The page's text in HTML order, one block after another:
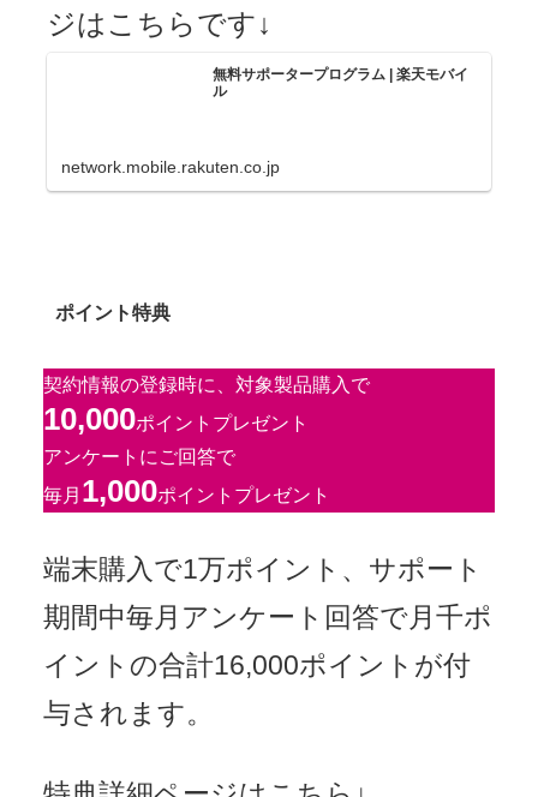
ジはこちらです↓
無料サポータープログラム | 楽天モバイ
ル
network.mobile.rakuten.co.jp
ポイント特典
契約情報の登録時に、対象製品購入で
10,000ポイントプレゼント
アンケートにご回答で
毎月 1,000ポイントプレゼント
端末購入で1万ポイント、サポート
期間中毎月アンケート回答で月千ポ
イントの合計16,000ポイントが付
与されます。